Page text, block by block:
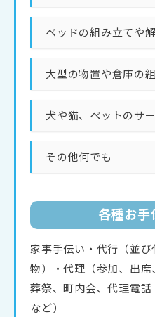
ベッドの組み立てや
大型の物置や倉庫の
犬や猫、ペットのサ
その他何でも
各種お手
家事手伝い・代行（並
物）・代理（参加、出
葬祭、町内会、代理電
など）